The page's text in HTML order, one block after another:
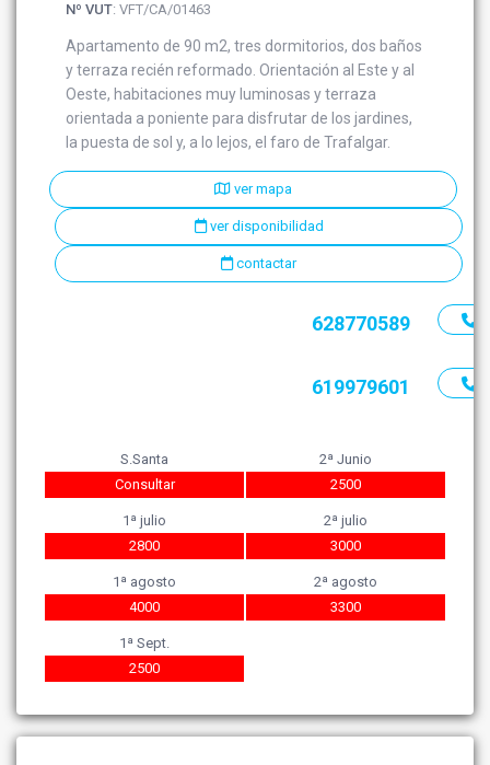
Nº VUT: VFT/CA/01463
Apartamento de 90 m2, tres dormitorios, dos baños
y terraza recién reformado. Orientación al Este y al
Oeste, habitaciones muy luminosas y terraza
orientada a poniente para disfrutar de los jardines,
la puesta de sol y, a lo lejos, el faro de Trafalgar.
ver mapa
ver disponibilidad
contactar
628770589
619979601
S.Santa
Consultar
2ª Junio
2500
1ª julio
2800
2ª julio
3000
1ª agosto
4000
2ª agosto
3300
1ª Sept.
2500